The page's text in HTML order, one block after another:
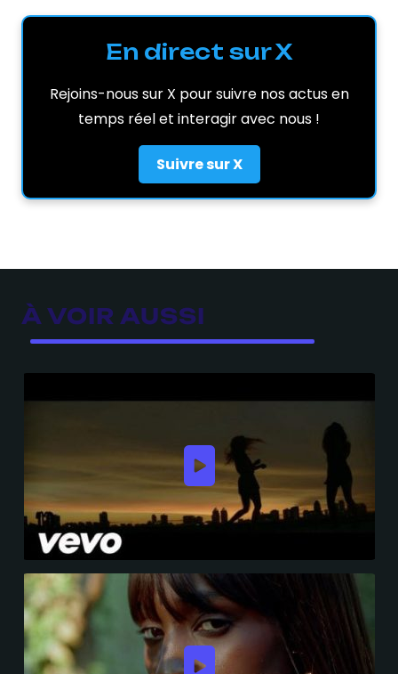
En direct sur X
Rejoins-nous sur X pour suivre nos actus en
temps réel et interagir avec nous !
Suivre sur X
À VOIR AUSSI